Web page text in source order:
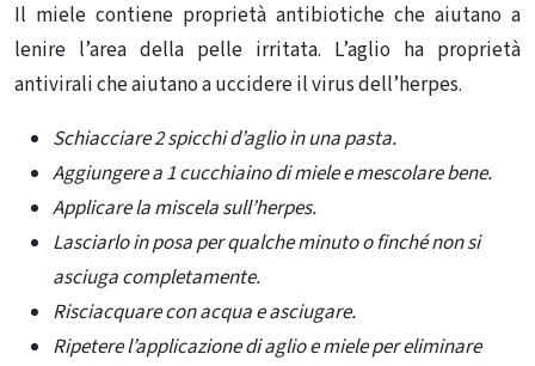
Il miele contiene proprietà antibiotiche che aiutano a
lenire l’area della pelle irritata. L’aglio ha proprietà
antivirali che aiutano a uccidere il virus dell’herpes.
Schiacciare 2 spicchi d’aglio in una pasta.
Aggiungere a 1 cucchiaino di miele e mescolare bene.
Applicare la miscela sull’herpes.
Lasciarlo in posa per qualche minuto o finché non si
asciuga completamente.
Risciacquare con acqua e asciugare.
Ripetere l’applicazione di aglio e miele per eliminare